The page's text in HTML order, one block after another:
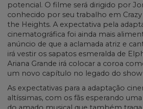
potencial. O filme será dirigido por
conhecido por seu trabalho em Crazy
the Heights. A expectativa pela
cinematográfica foi ainda mais
anúncio de que a aclamada atriz e
irá vestir os sapatos esmeralda de
Ariana Grande irá colocar a coroa
um novo capítulo no legado do show
As expectativas para a adaptação
altíssimas, com os fãs esperando